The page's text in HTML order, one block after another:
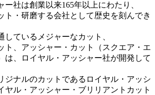
ー社は創業以来165年以上にわたり、
ト・研磨する会社として歴史を刻んでき
しているメジャーなカット、
ト、アッシャー・カット（スクエア・エ
は、ロイヤル・アッシャー社が開発して
ジナルのカットであるロイヤル・アッシ
ヤル・アッシャー・ブリリアントカット